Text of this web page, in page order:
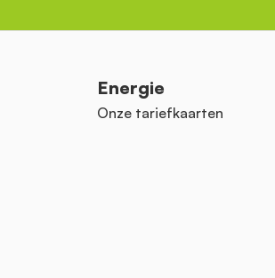
Energie
Onze tariefkaarten